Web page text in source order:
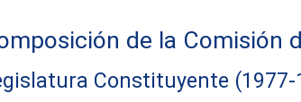
de la Comisión
Constituyente (1977-